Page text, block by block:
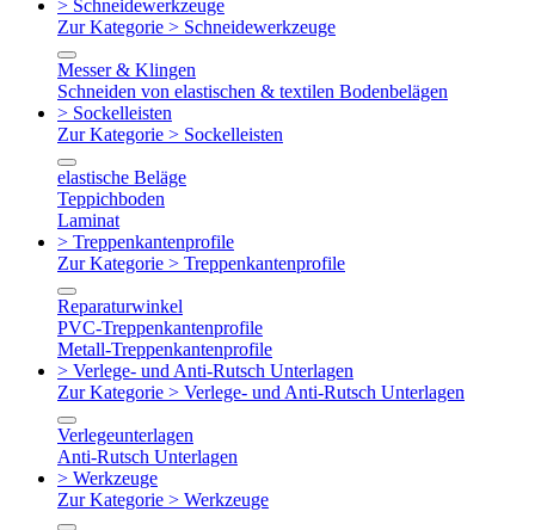
> Schneidewerkzeuge
Zur Kategorie > Schneidewerkzeuge
Messer & Klingen
Schneiden von elastischen & textilen Bodenbelägen
> Sockelleisten
Zur Kategorie > Sockelleisten
elastische Beläge
Teppichboden
Laminat
> Treppenkantenprofile
Zur Kategorie > Treppenkantenprofile
Reparaturwinkel
PVC-Treppenkantenprofile
Metall-Treppenkantenprofile
> Verlege- und Anti-Rutsch Unterlagen
Zur Kategorie > Verlege- und Anti-Rutsch Unterlagen
Verlegeunterlagen
Anti-Rutsch Unterlagen
> Werkzeuge
Zur Kategorie > Werkzeuge